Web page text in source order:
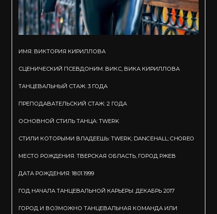
ИМЯ: ВИКТОРИЯ КИРИЛЛОВА
СЦЕНИЧЕСКИЙ ПСЕВДОНИМ: ВИКС, ВИКА КИРИЛЛОВА
ТАНЦЕВАЛЬНЫЙ СТАЖ: 3 ГОДА
ПРЕПОДАВАТЕЛЬСКИЙ СТАЖ: 2 ГОДА
ОСНОВНОЙ СТИЛЬ ТАНЦА: TWERK
СТИЛИ КОТОРЫМИ ВЛАДЕЕШЬ: TWERK; DANCEHALL; CHOREO
МЕСТО РОЖДЕНИЯ: ТВЕРСКАЯ ОБЛАСТЬ, ГОРОД РЖЕВ
ДАТА РОЖДЕНИЯ: 18.01.1999
ГОД НАЧАЛА ТАНЦЕВАЛЬНОЙ КАРЬЕРЫ: ДЕКАБРЬ 2017
ГОРОД И ВОЗМОЖНО ТАНЦЕВАЛЬНАЯ КОМАНДА ИЛИ